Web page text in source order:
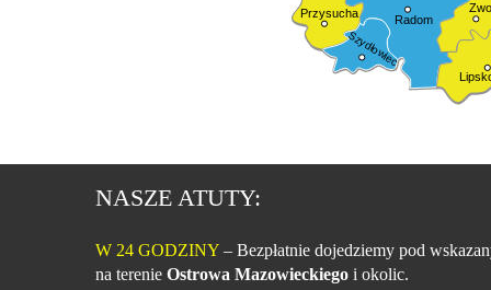
Radom
Przysucha
Szydłowiec
NASZE ATUTY:
W 24 GODZINY – Bezpłatnie dojedziemy pod
na terenie Ostrowa Mazowieckiego i okolic.